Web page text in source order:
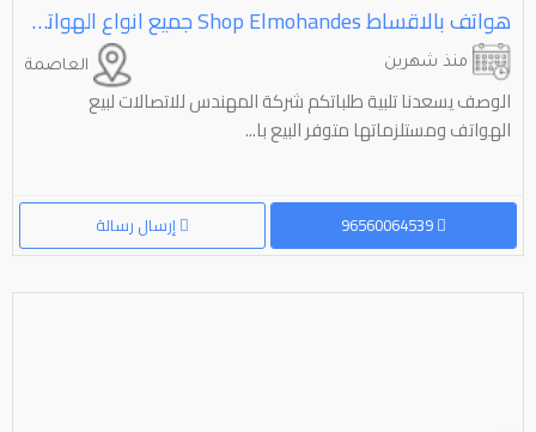
هواتف بالاقساط ⁦⁦Elmohandes⁩⁩ ⁦⁦shop⁩⁩ جميع انواع الهواتف على ⁦⁦4⁩⁩ دفعات وسنه وسنه ونص وسنتين
العاصمة منذ شهرين
الوصف يسعدنا تلبية طلباتكم شركة المهندس للاتصالات لبيع
الهواتف ومستلزماتها متوفر البيع با...
إرسال رسالة